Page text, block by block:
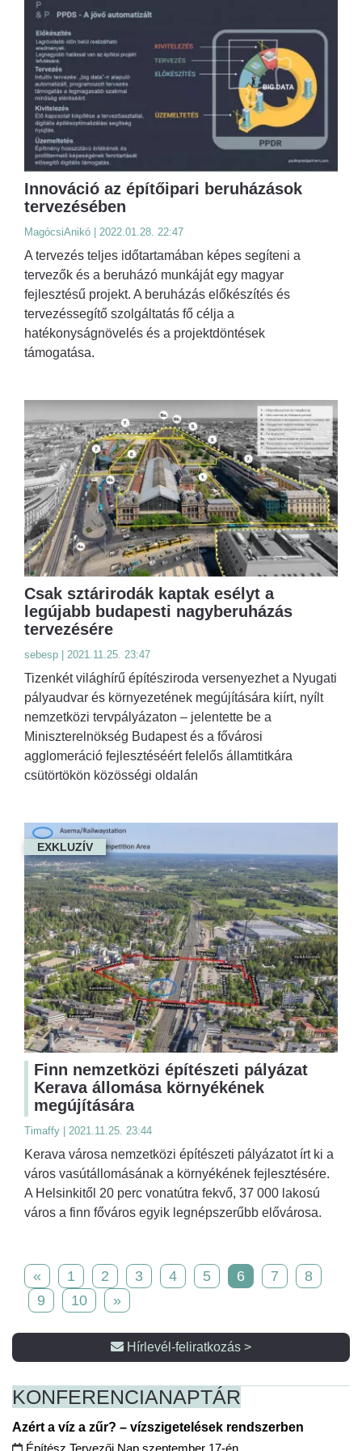
Innováció az építőipari beruházások
tervezésében
MagócsiAnikó | 2022.01.28. 22:47
A tervezés teljes időtartamában képes segíteni a
tervezők és a beruházó munkáját egy magyar
fejlesztésű projekt. A beruházás előkészítés és
tervezéssegítő szolgáltatás fő célja a
hatékonyságnövelés és a projektdöntések
támogatása.
Csak sztárirodák kaptak esélyt a
legújabb budapesti nagyberuházás
tervezésére
sebesp | 2021.11.25. 23:47
Tizenkét világhírű építésziroda versenyezhet a Nyugati
pályaudvar és környezetének megújítására kiírt, nyílt
nemzetközi tervpályázaton – jelentette be a
Miniszterelnökség Budapest és a fővárosi
agglomeráció fejlesztéséért felelős államtitkára
csütörtökön közösségi oldalán
EXKLUZÍV
Finn nemzetközi építészeti pályázat
Kerava állomása környékének
megújítására
Timaffy | 2021.11.25. 23:44
Kerava városa nemzetközi építészeti pályázatot írt ki a
város vasútállomásának a környékének fejlesztésére.
A Helsinkitől 20 perc vonatútra fekvő, 37 000 lakosú
város a finn főváros egyik legnépszerűbb elővárosa.
« 1 2 3 4 5 6 7
8
9
10 »
Hírlevél-feliratkozás >
KONFERENCIANAPTÁR
Azért a víz a zűr? – vízszigetelések rendszerben
Építész Tervezői Nap szeptember 17-én